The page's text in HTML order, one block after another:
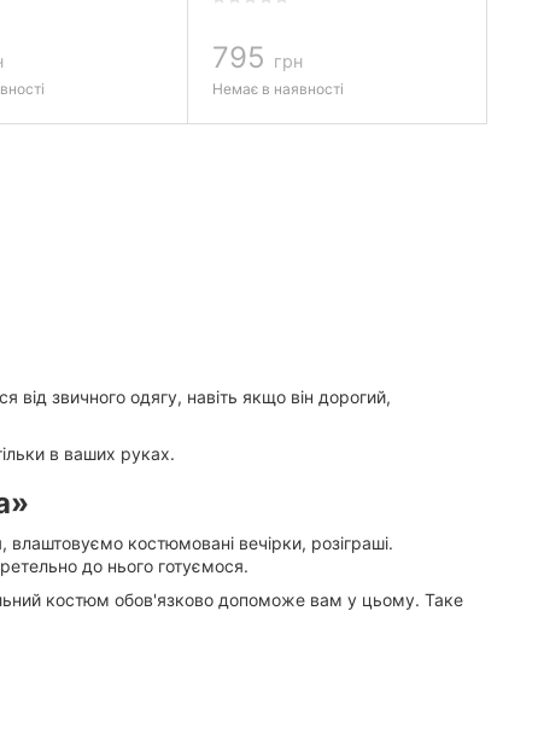
від звичного одягу, навіть якщо він дорогий,
в ваших руках.
костюмовані вечірки, розіграші.
до нього готуємося.
костюм обов'язково допоможе вам у цьому. Таке
795 грн
Немає в наявності